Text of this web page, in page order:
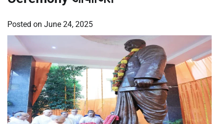
Posted on June 24, 2025